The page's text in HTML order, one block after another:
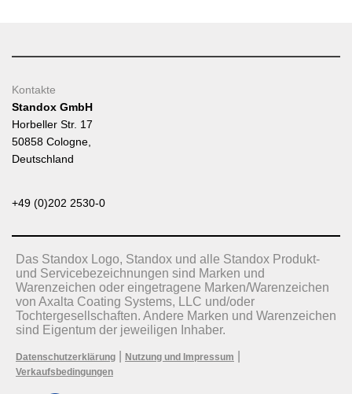
Kontakte
Standox GmbH
Horbeller Str. 17
50858 Cologne,
Deutschland
+49 (0)202 2530-0
Das Standox Logo, Standox und alle Standox Produkt-
und Servicebezeichnungen sind Marken und
Warenzeichen oder eingetragene Marken/Warenzeichen
von Axalta Coating Systems, LLC und/oder
Tochtergesellschaften. Andere Marken und Warenzeichen
sind Eigentum der jeweiligen Inhaber.
Datenschutzerklärung Nutzung und Impressum
Verkaufsbedingungen